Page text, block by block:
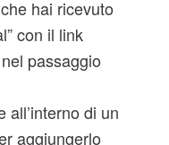
hai ricevuto
con il link
passaggio
all’interno di un
aggiungerlo